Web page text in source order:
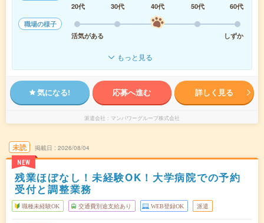
20代 30代 40代 50代
60代
職場の様子
活気がある
しずか
もっと見る
気になる! 応募へ進む 詳しく見る
派遣会社 マンパワーグループ株式会社
未読
NEW
掲載日 2026/08/04
残業ほぼなし！未経験OK！大学病院での予約
受付と調整業務
職種未経験OK 交通費別途支給あり WEB登録OK 派遣